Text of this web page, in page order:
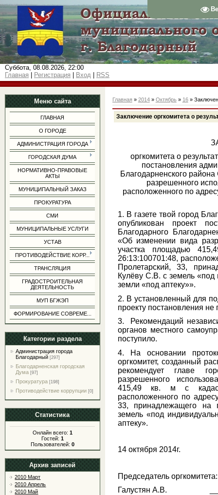
Суббота, 08.08.2026, 22:00
Главная
Регистрация Вход RSS
Меню сайта
ГЛАВНАЯ
О ГОРОДЕ
АДМИНИСТРАЦИЯ ГОРОДА
ГОРОДСКАЯ ДУМА
НОРМАТИВНО-ПРАВОВЫЕ
АКТЫ
МУНИЦИПАЛЬНЫЙ ЗАКАЗ
ПРОКУРАТУРА
СМИ
МУНИЦИПАЛЬНЫЕ УСЛУГИ
УСТАВ
ПРОТИВОДЕЙСТВИЕ КОРР...
ТРАНСЛЯЦИЯ
ГРАДОСТРОИТЕЛЬНАЯ
ДЕЯТЕЛЬНОСТЬ
МУП БГЖЭП
ФОРМИРОВАНИЕ СОВРЕМЕ...
Категории раздела
Администрация города
Благодарный [297]
Благодарненская городская
Дума [97]
Прокуратура [198]
Противодействие коррупции [0]
Статистика
Онлайн всего: 1
Гостей: 1
Пользователей: 0
Архив записей
2010 Март
2010 Апрель
2010 Май
Главная » 2014 » Октябрь » 16»
Заключение оргкомитета о
оргкомитета о
постановления
Благодарненского
разрешенного
расположенного по
1. В газете твой город
опубликован проект
Благодарного
«Об изменении вида
участка площадью
26:13:100701:48,
Пролетарский, 33,
Кулёву С.В. с земель
земли «под аптеку»».
2. В установленный для
проекту постановления не
3. Рекомендаций
органов местного
поступило.
4. На основании
оргкомитет, созданный
рекомендует главе
разрешенного
415,49 кв. м с
расположенного по
33, принадлежащего на
земель «под
аптеку».
14 октября 2014г.
Председатель оргкомитета:
Галустян А.В.